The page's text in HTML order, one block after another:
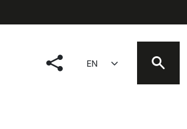
social menu
Select your language